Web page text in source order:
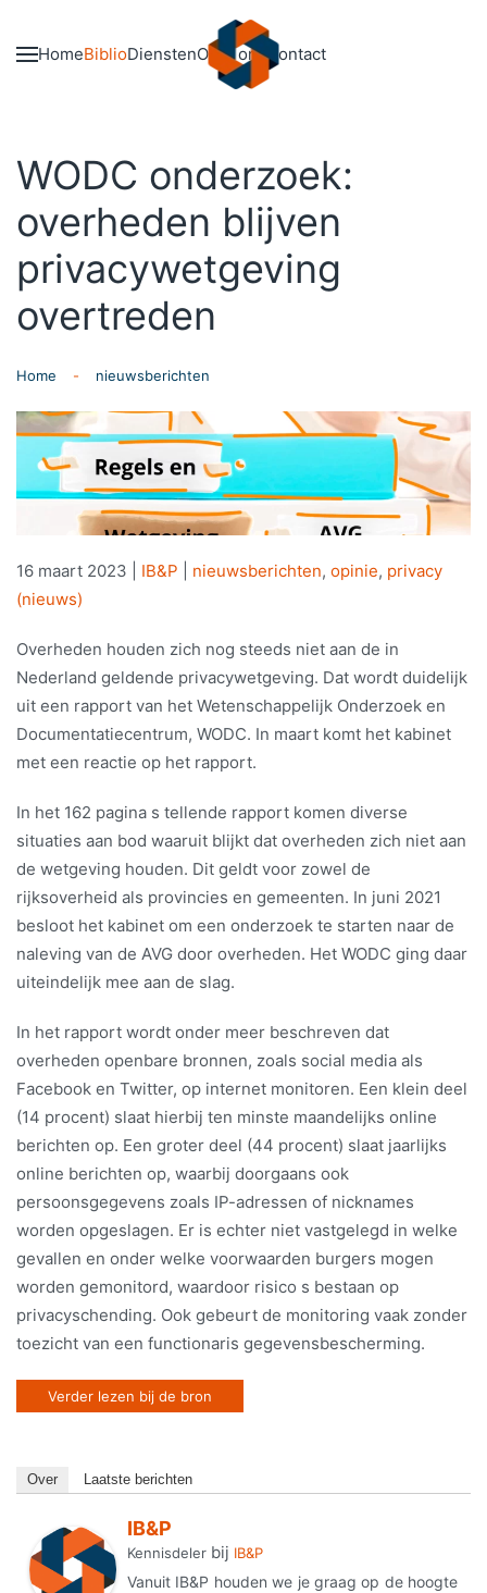
Skip to main content
HomeBiblioDienstenOver onsContact
WODC onderzoek:
overheden blijven
privacywetgeving
overtreden
Home nieuwsberichten
16 maart 2023 IB&P nieuwsberichten, opinie, privacy
(nieuws)
Overheden houden zich nog steeds niet aan de in
Nederland geldende privacywetgeving. Dat wordt duidelijk
uit een rapport van het Wetenschappelijk Onderzoek en
Documentatiecentrum, WODC. In maart komt het kabinet
met een reactie op het rapport.
In het 162 pagina s tellende rapport komen diverse
situaties aan bod waaruit blijkt dat overheden zich niet aan
de wetgeving houden. Dit geldt voor zowel de
rijksoverheid als provincies en gemeenten. In juni 2021
besloot het kabinet om een onderzoek te starten naar de
naleving van de AVG door overheden. Het WODC ging daar
uiteindelijk mee aan de slag.
In het rapport wordt onder meer beschreven dat
overheden openbare bronnen, zoals social media als
Facebook en Twitter, op internet monitoren. Een klein deel
(14 procent) slaat hierbij ten minste maandelijks online
berichten op. Een groter deel (44 procent) slaat jaarlijks
online berichten op, waarbij doorgaans ook
persoonsgegevens zoals IP-adressen of nicknames
worden opgeslagen. Er is echter niet vastgelegd in welke
gevallen en onder welke voorwaarden burgers mogen
worden gemonitord, waardoor risico s bestaan op
privacyschending. Ook gebeurt de monitoring vaak zonder
toezicht van een functionaris gegevensbescherming.
Verder lezen bij de bron
Over Laatste berichten
IB&P
Kennisdeler bij IB&P
Vanuit IB&P houden we je graag op de hoogte